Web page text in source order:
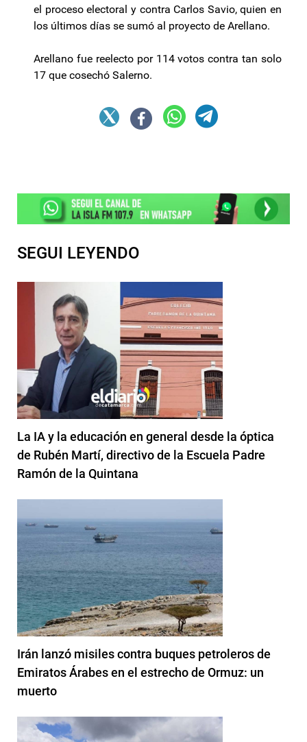
el proceso electoral y contra Carlos Savio, quien en
los últimos días se sumó al proyecto de Arellano.
Arellano fue reelecto por 114 votos contra tan solo
17 que cosechó Salerno.
SEGUI LEYENDO
La IA y la educación en general desde la óptica
de Rubén Martí, directivo de la Escuela Padre
Ramón de la Quintana
Irán lanzó misiles contra buques petroleros de
Emiratos Árabes en el estrecho de Ormuz: un
muerto